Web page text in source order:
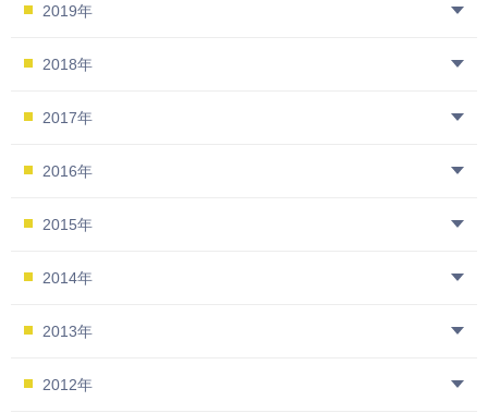
2019年
2018年
2017年
2016年
2015年
2014年
2013年
2012年